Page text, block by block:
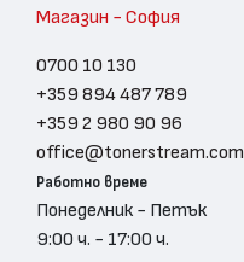
Магазин - София
0700 10 130
+359 894 487 789
+359 2 980 90 96
office@tonerstream.com
Работно време
Понеделник - Петък
9:00 ч. - 17:00 ч.